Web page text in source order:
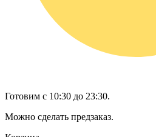
Готовим с 10:30 до 23:30.
Можно сделать предзаказ.